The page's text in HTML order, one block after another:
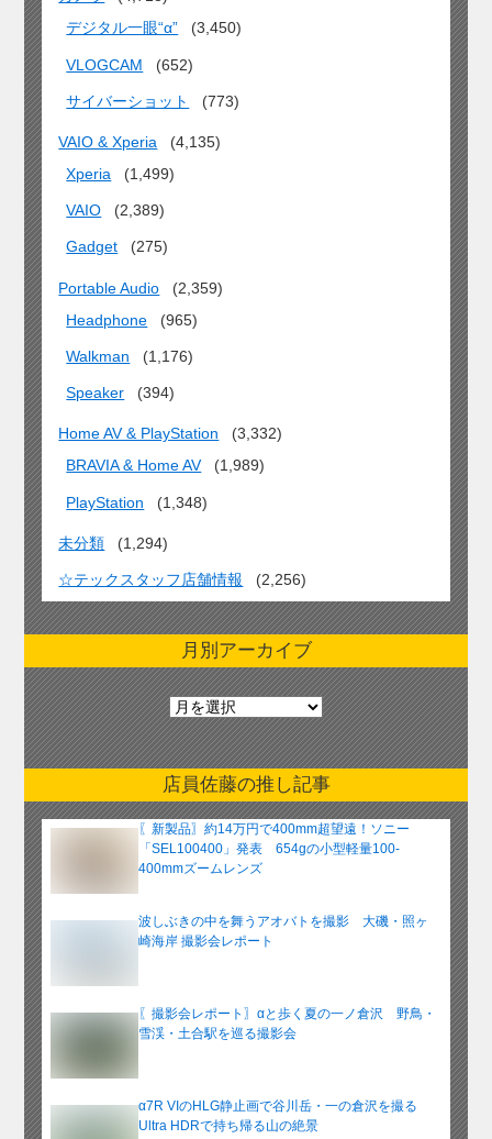
デジタル一眼“α”
(3,450)
VLOGCAM (652)
サイバーショット (773)
VAIO & Xperia
(4,135)
Xperia
(1,499)
VAIO (2,389)
Gadget (275)
Portable Audio
(2,359)
Headphone
(965)
Walkman (1,176)
Speaker (394)
Home AV & PlayStation
(3,332)
BRAVIA & Home AV
(1,989)
PlayStation (1,348)
未分類 (1,294)
☆テックスタッフ店舗情報 (2,256)
月別アーカイブ
月
別
ア
ー
カ
イ
ブ
店員佐藤の推し記事
〖新製品〗約14万円で400mm超望遠！ソニー
「SEL100400」発表 654gの小型軽量100-
400mmズームレンズ
波しぶきの中を舞うアオバトを撮影 大磯・照ヶ
崎海岸 撮影会レポート
〖撮影会レポート〗αと歩く夏の一ノ倉沢 野鳥・
雪渓・土合駅を巡る撮影会
α7R VIのHLG静止画で谷川岳・一の倉沢を撮る
Ultra HDRで持ち帰る山の絶景